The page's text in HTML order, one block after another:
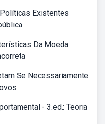
Existentes
Da Moeda
Se Necessariamente
- 3.ed.: Teoria